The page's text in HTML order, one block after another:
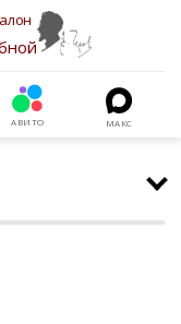
АВИТО МАКС